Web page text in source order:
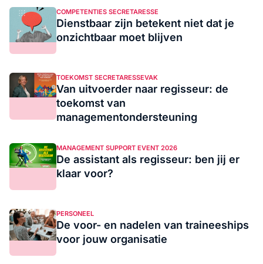
COMPETENTIES SECRETARESSE
Dienstbaar zijn betekent niet dat je
onzichtbaar moet blijven
TOEKOMST SECRETARESSEVAK
Van uitvoerder naar regisseur: de
toekomst van
managementondersteuning
MANAGEMENT SUPPORT EVENT 2026
De assistant als regisseur: ben jij er
klaar voor?
PERSONEEL
De voor- en nadelen van traineeships
voor jouw organisatie